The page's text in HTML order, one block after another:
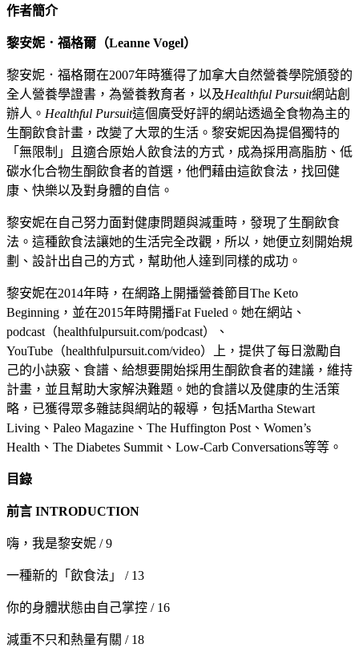
作者簡介
黎安妮．福格爾（Leanne Vogel）
黎安妮．福格爾在2007年時獲得了加拿大自然營養學院頒發的
全人營養學證書，為營養教育者，以及Healthful Pursuit網站創
辦人。 Healthful Pursuit這個廣受好評的網站透過全食物為主的
生酮飲食計畫，改變了大眾的生活。黎安妮因為提倡獨特的
「無限制」且適合原始人飲食法的方式，成為採用高脂肪、低
碳水化合物生酮飲食者的首選，他們藉由這飲食法，找回健
康、快樂以及對身體的自信。
黎安妮在自己努力面對健康問題與減重時，發現了生酮飲食
法。這種飲食法讓她的生活完全改觀，所以，她便立刻開始規
劃、設計出自己的方式，幫助他人達到同樣的成功。
黎安妮在2014年時，在網路上開播營養節目The Keto
Beginning，並在2015年時開播Fat Fueled。她在網站、
podcast（healthfulpursuit.com/podcast）、
YouTube（healthfulpursuit.com/video）上，提供了每日激勵自
己的小訣竅、食譜、給想要開始採用生酮飲食者的建議，維持
計畫，並且幫助大家解決難題。她的食譜以及健康的生活策
略，已獲得眾多雜誌與網站的報導，包括Martha Stewart
Living、Paleo Magazine、The Huffington Post、Women’s
Health、The Diabetes Summit、Low-Carb Conversations等等。
目錄
前言 INTRODUCTION
嗨，我是黎安妮 / 9
一種新的「飲食法」 / 13
你的身體狀態由自己掌控 / 16
減重不只和熱量有關 / 18